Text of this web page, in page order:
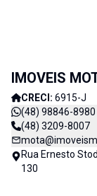
IMOVEIS
CRECI: 6915-J
(48) 98846-8980
(48) 3209-8007
Rua Ernesto
130